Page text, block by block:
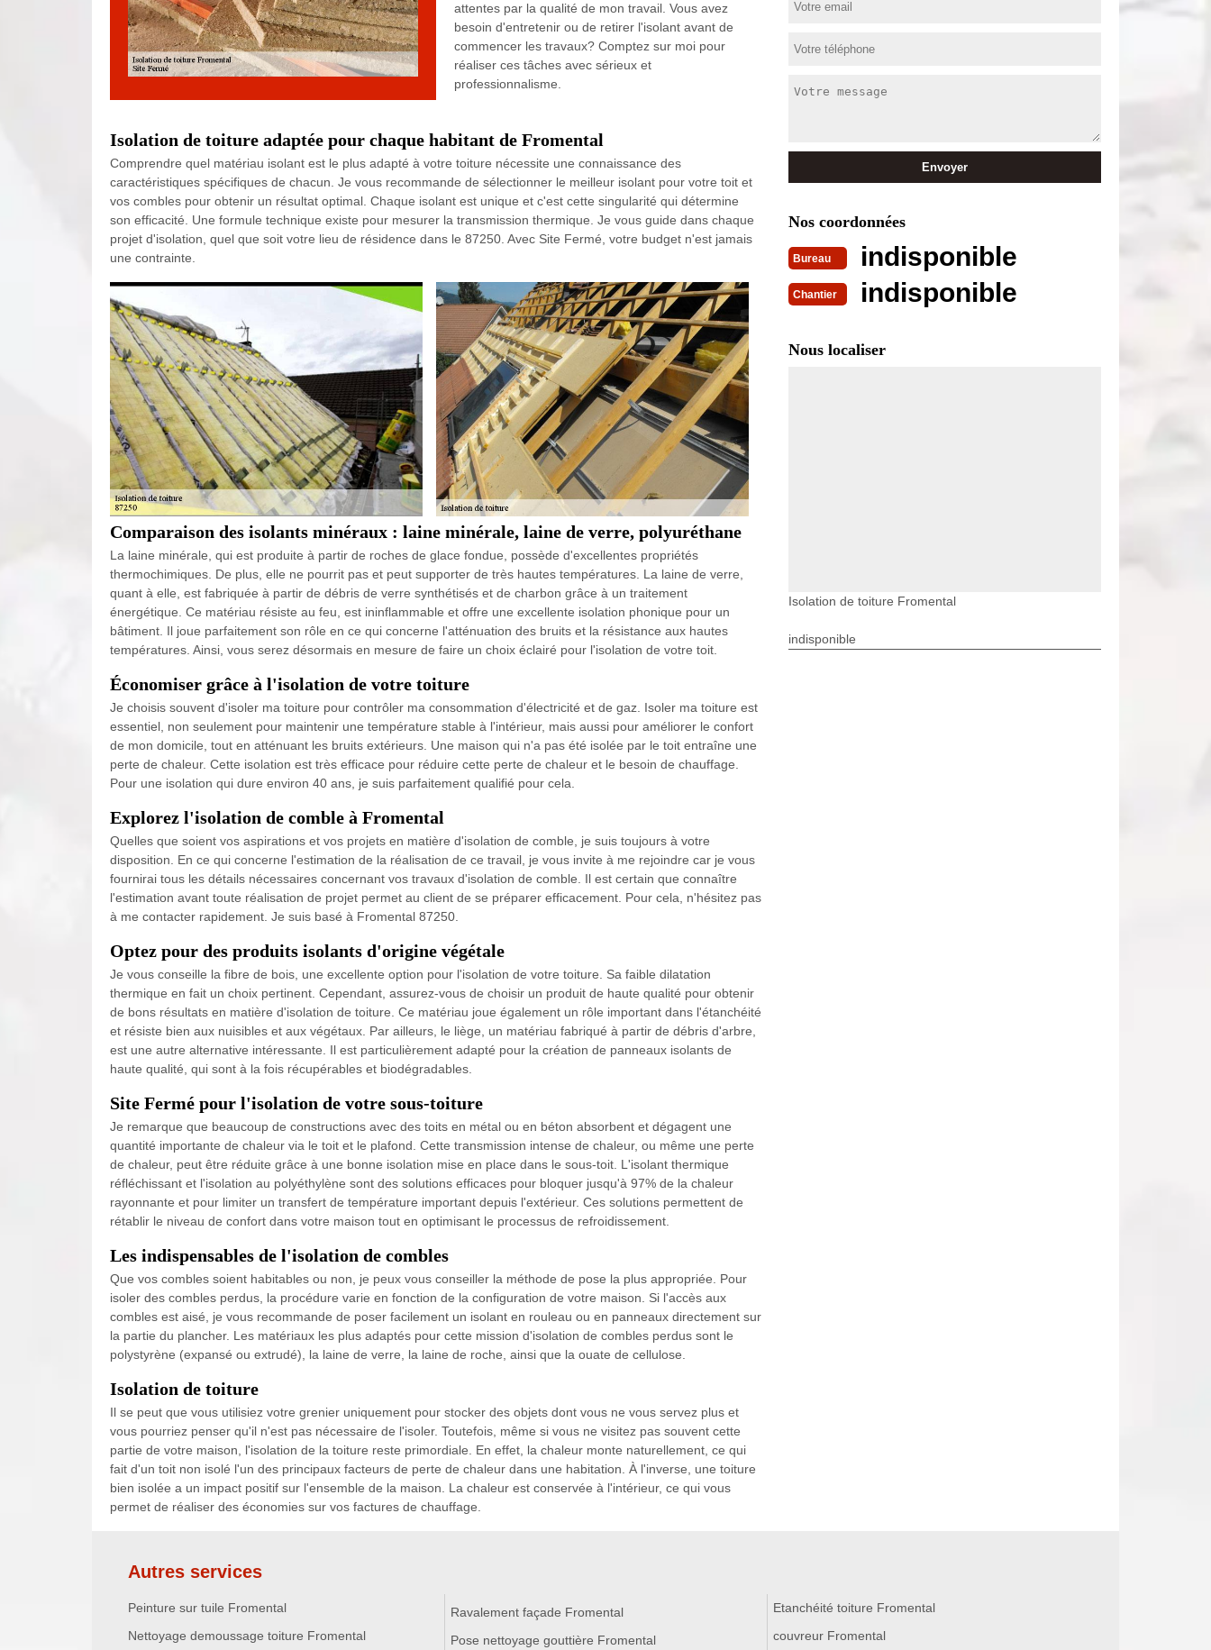
attentes par la qualité de mon travail. Vous avez
besoin d'entretenir ou de retirer l'isolant avant de
commencer les travaux? Comptez sur moi pour
réaliser ces tâches avec sérieux et
professionnalisme.
Isolation de toiture adaptée pour chaque habitant de Fromental
Comprendre quel matériau isolant est le plus adapté à votre toiture nécessite une connaissance des
caractéristiques spécifiques de chacun. Je vous recommande de sélectionner le meilleur isolant pour votre toit et
vos combles pour obtenir un résultat optimal. Chaque isolant est unique et c'est cette singularité qui détermine
son efficacité. Une formule technique existe pour mesurer la transmission thermique. Je vous guide dans chaque
projet d'isolation, quel que soit votre lieu de résidence dans le 87250. Avec Site Fermé, votre budget n'est jamais
une contrainte.
Comparaison des isolants minéraux : laine minérale, laine de verre, polyuréthane
La laine minérale, qui est produite à partir de roches de glace fondue, possède d'excellentes propriétés
thermochimiques. De plus, elle ne pourrit pas et peut supporter de très hautes températures. La laine de verre,
quant à elle, est fabriquée à partir de débris de verre synthétisés et de charbon grâce à un traitement
énergétique. Ce matériau résiste au feu, est ininflammable et offre une excellente isolation phonique pour un
bâtiment. Il joue parfaitement son rôle en ce qui concerne l'atténuation des bruits et la résistance aux hautes
températures. Ainsi, vous serez désormais en mesure de faire un choix éclairé pour l'isolation de votre toit.
Économiser grâce à l'isolation de votre toiture
Je choisis souvent d'isoler ma toiture pour contrôler ma consommation d'électricité et de gaz. Isoler ma toiture est
essentiel, non seulement pour maintenir une température stable à l'intérieur, mais aussi pour améliorer le confort
de mon domicile, tout en atténuant les bruits extérieurs. Une maison qui n'a pas été isolée par le toit entraîne une
perte de chaleur. Cette isolation est très efficace pour réduire cette perte de chaleur et le besoin de chauffage.
Pour une isolation qui dure environ 40 ans, je suis parfaitement qualifié pour cela.
Explorez l'isolation de comble à Fromental
Quelles que soient vos aspirations et vos projets en matière d'isolation de comble, je suis toujours à votre
disposition. En ce qui concerne l'estimation de la réalisation de ce travail, je vous invite à me rejoindre car je vous
fournirai tous les détails nécessaires concernant vos travaux d'isolation de comble. Il est certain que connaître
l'estimation avant toute réalisation de projet permet au client de se préparer efficacement. Pour cela, n'hésitez pas
à me contacter rapidement. Je suis basé à Fromental 87250.
Optez pour des produits isolants d'origine végétale
Je vous conseille la fibre de bois, une excellente option pour l'isolation de votre toiture. Sa faible dilatation
thermique en fait un choix pertinent. Cependant, assurez-vous de choisir un produit de haute qualité pour obtenir
de bons résultats en matière d'isolation de toiture. Ce matériau joue également un rôle important dans l'étanchéité
et résiste bien aux nuisibles et aux végétaux. Par ailleurs, le liège, un matériau fabriqué à partir de débris d'arbre,
est une autre alternative intéressante. Il est particulièrement adapté pour la création de panneaux isolants de
haute qualité, qui sont à la fois récupérables et biodégradables.
Site Fermé pour l'isolation de votre sous-toiture
Je remarque que beaucoup de constructions avec des toits en métal ou en béton absorbent et dégagent une
quantité importante de chaleur via le toit et le plafond. Cette transmission intense de chaleur, ou même une perte
de chaleur, peut être réduite grâce à une bonne isolation mise en place dans le sous-toit. L'isolant thermique
réfléchissant et l'isolation au polyéthylène sont des solutions efficaces pour bloquer jusqu'à 97% de la chaleur
rayonnante et pour limiter un transfert de température important depuis l'extérieur. Ces solutions permettent de
rétablir le niveau de confort dans votre maison tout en optimisant le processus de refroidissement.
Les indispensables de l'isolation de combles
Que vos combles soient habitables ou non, je peux vous conseiller la méthode de pose la plus appropriée. Pour
isoler des combles perdus, la procédure varie en fonction de la configuration de votre maison. Si l'accès aux
combles est aisé, je vous recommande de poser facilement un isolant en rouleau ou en panneaux directement sur
la partie du plancher. Les matériaux les plus adaptés pour cette mission d'isolation de combles perdus sont le
polystyrène (expansé ou extrudé), la laine de verre, la laine de roche, ainsi que la ouate de cellulose.
Isolation de toiture
Il se peut que vous utilisiez votre grenier uniquement pour stocker des objets dont vous ne vous servez plus et
vous pourriez penser qu'il n'est pas nécessaire de l'isoler. Toutefois, même si vous ne visitez pas souvent cette
partie de votre maison, l'isolation de la toiture reste primordiale. En effet, la chaleur monte naturellement, ce qui
fait d'un toit non isolé l'un des principaux facteurs de perte de chaleur dans une habitation. À l'inverse, une toiture
bien isolée a un impact positif sur l'ensemble de la maison. La chaleur est conservée à l'intérieur, ce qui vous
permet de réaliser des économies sur vos factures de chauffage.
Nos coordonnées
Bureau indisponible
Chantier indisponible
Nous localiser
Isolation de toiture Fromental
indisponible
Autres services
Peinture sur tuile Fromental
Nettoyage demoussage toiture Fromental
Ravalement façade Fromental
Pose nettoyage gouttière Fromental
Etanchéité toiture Fromental
couvreur Fromental